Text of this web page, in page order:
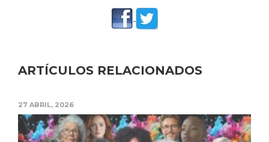
ARTÍCULOS RELACIONADOS
27 ABRIL, 2026